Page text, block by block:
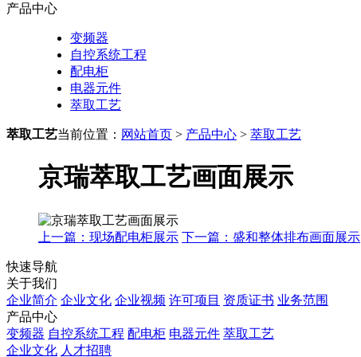
产品中心
变频器
自控系统工程
配电柜
电器元件
萃取工艺
萃取工艺当前位置： 网站首页 > 产品中心 > 萃取工艺
京瑞萃取工艺画面展示
上一篇：现场配电柜展示 下一篇：盛和整体排布画面展示
快速导航
关于我们
企业简介 企业文化 企业视频 许可项目 资质证书 业务范围
产品中心
变频器 自控系统工程 配电柜 电器元件 萃取工艺
企业文化 人才招聘